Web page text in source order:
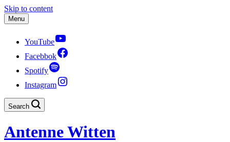
Skip to content
Menu
YouTube
Facebbok
Spotify
Instagram
Search
Antenne Witten